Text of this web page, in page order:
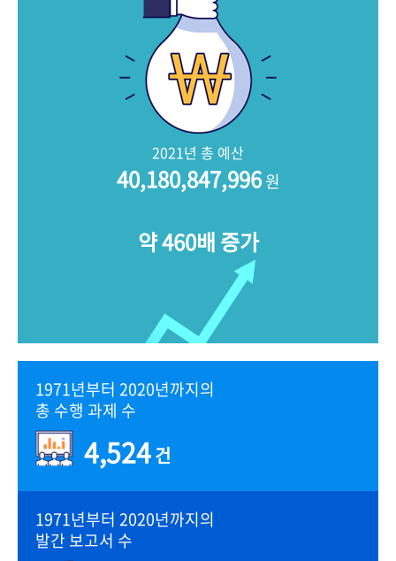
2021년 총 예산
40,180,847,996원
약 460배 증가
1971년부터 2020년까지의
총 수행 과제 수
4,524건
1971년부터 2020년까지의
발간 보고서 수